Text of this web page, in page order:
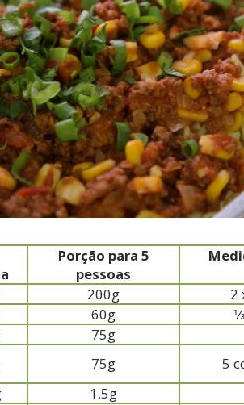
Porção para 5
pessoas
200g
2
60g
75g
75g
5
1,5g